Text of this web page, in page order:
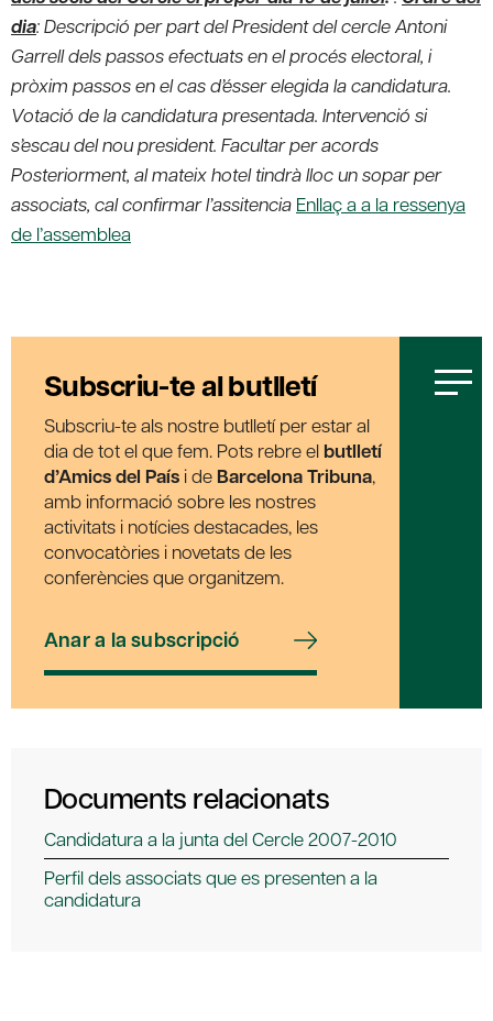
dia:Descripció per part del President del cercle Antoni
Garrell dels passos efectuats en el procés electoral, i
pròxim passos en el cas d’ésser elegida la candidatura.
Votació de la candidatura presentada. Intervenció si
s’escau del nou president. Facultar per acords
Posteriorment, al mateix hotel tindrà lloc un sopar per
associats, cal confirmar l’assitencia Enllaç a a la ressenya
de l’assemblea
Subscriu-te al butlletí
Subscriu-te als nostre butlletí per estar al
dia de tot el que fem. Pots rebre el butlletí
d’Amics del País i de Barcelona Tribuna,
amb informació sobre les nostres
activitats i notícies destacades, les
convocatòries i novetats de les
conferències que organitzem.
Anar a la subscripció
Documents relacionats
Candidatura a la junta del Cercle 2007-2010
Perfil dels associats que es presenten a la
candidatura